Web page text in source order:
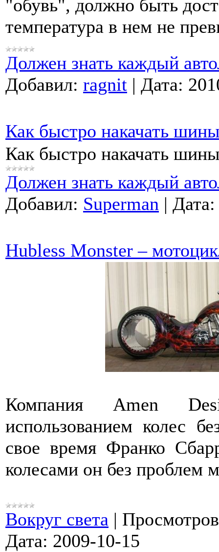
"обувь", должно быть
температура в нем не
Должен знать каждый
Добавил: ragnit | Дата:
Как быстро накачать
Как быстро накачать
Должен знать каждый
Добавил: Superman | Дата:
Hubless Monster –
Компания Amen
использованием колес
свое время Франко
колесами он без проблем
Вокруг света |
Дата: 2009-10-15